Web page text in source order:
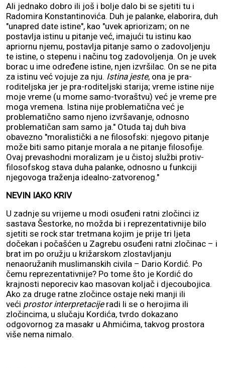
Ali jednako dobro ili još i bolje dalo bi se sjetiti tu i
Radomira Konstantinovića. Duh je palanke, elaborira, duh
"unapred date istine", kao "uvek apriorizam; on ne
postavlja istinu u pitanje već, imajući tu istinu kao
apriornu njemu, postavlja pitanje samo o zadovoljenju
te istine, o stepenu i načinu tog zadovoljenja. On je uvek
borac u ime određene istine, njen izvršilac. On se ne pita
za istinu već vojuje za nju. Istina jeste, ona je pra-
roditeljska jer je pra-roditeljski starija; vreme istine nije
moje vreme (u mome samo-tvoraštvu) već je vreme pre
moga vremena. Istina nije problematična već je
problematično samo njeno izvršavanje, odnosno
problematičan sam samo ja." Otuda taj duh biva
obavezno "moralistički a ne filosofski: njegovo pitanje
može biti samo pitanje morala a ne pitanje filosofije.
Ovaj prevashodni moralizam je u čistoj službi protiv-
filosofskog stava duha palanke, odnosno u funkciji
njegovoga traženja idealno-zatvorenog."
NEVIN IAKO KRIV
U zadnje su vrijeme u modi osuđeni ratni zločinci iz
sastava Šestorke, no možda bi i reprezentativnije bilo
sjetiti se rock star tretmana kojim je prije tri ljeta
dočekan i počašćen u Zagrebu osuđeni ratni zločinac – i
brat im po oružju u križarskom zlostavljanju
nenaoružanih muslimanskih civila – Dario Kordić. Po
čemu reprezentativnije? Po tome što je Kordić do
krajnosti neporeciv kao masovan koljač i djecoubojica.
Ako za druge ratne zločince ostaje neki manji ili
veći prostor interpretacijeradi li se o herojima ili
zločincima, u slučaju Kordića, tvrdo dokazano
odgovornog za masakr u Ahmićima, takvog prostora
više nema nimalo.